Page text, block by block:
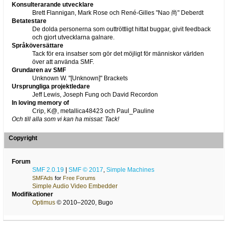
Konsulterarande utvecklare
Brett Flannigan, Mark Rose och René-Gilles "Nao 尚" Deberdt
Betatestare
De dolda personerna som outtröttligt hittat buggar, givit feedback
och gjort utvecklarna galnare.
Språköversättare
Tack för era insatser som gör det möjligt för människor världen
över att använda SMF.
Grundaren av SMF
Unknown W. "[Unknown]" Brackets
Ursprungliga projektledare
Jeff Lewis, Joseph Fung och David Recordon
In loving memory of
Crip, K@, metallica48423 och Paul_Pauline
Och till alla som vi kan ha missat: Tack!
Copyright
Forum
SMF 2.0.19
SMF © 2017, Simple Machines
SMFAds for Free Forums
Simple Audio Video Embedder
Modifikationer
Optimus© 2010–2020, Bugo